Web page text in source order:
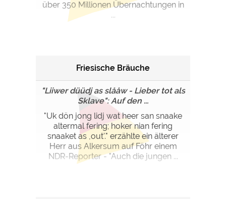
über 350 Millionen Übernachtungen in
...
Friesische Bräuche
"Liiwer düüdj as slååw - Lieber tot als
Sklave": Auf den ...
"Uk dön jong lidj wat heer san snaake
altermal fering; hoker nian fering
snaaket as ,out'." erzählte ein älterer
Herr aus Alkersum auf Föhr einem
NDR-Reporter - "Auch die jungen ...